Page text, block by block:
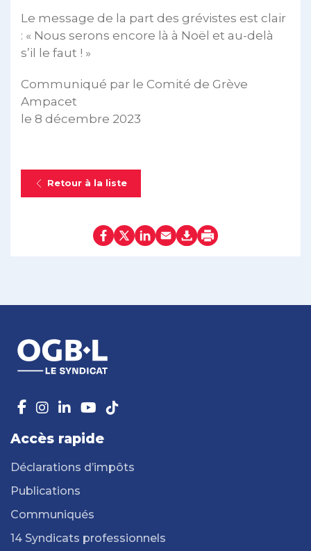
Le message de la part des grévistes est clair
: « Nous serons encore là à Noël et au-delà
s’il le faut ! »
Communiqué par le Comité de Grève
Ampacet
le 8 décembre 2023
Retour à la liste
Accès rapide
Déclarations d’impôts
Publications
Communiqués
14 Syndicats professionnels